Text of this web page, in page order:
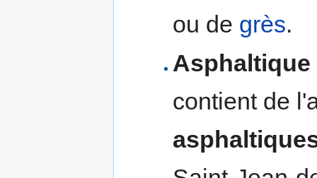
ou de grès.
Asphaltique
contient de